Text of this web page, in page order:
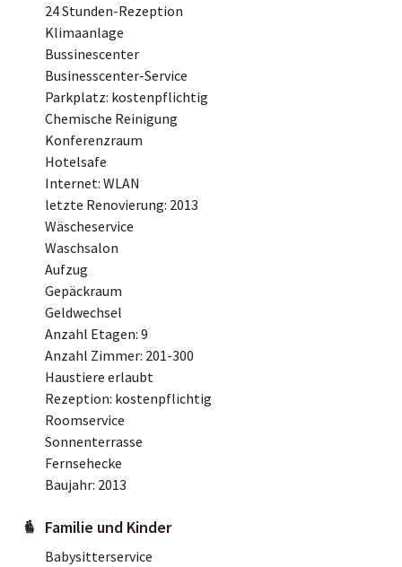
24 Stunden-Rezeption
Klimaanlage
Bussinescenter
Businesscenter-Service
Parkplatz: kostenpflichtig
Chemische Reinigung
Konferenzraum
Hotelsafe
Internet: WLAN
letzte Renovierung: 2013
Wäscheservice
Waschsalon
Aufzug
Gepäckraum
Geldwechsel
Anzahl Etagen: 9
Anzahl Zimmer: 201-300
Haustiere erlaubt
Rezeption: kostenpflichtig
Roomservice
Sonnenterrasse
Fernsehecke
Baujahr: 2013
Familie und Kinder
Babysitterservice